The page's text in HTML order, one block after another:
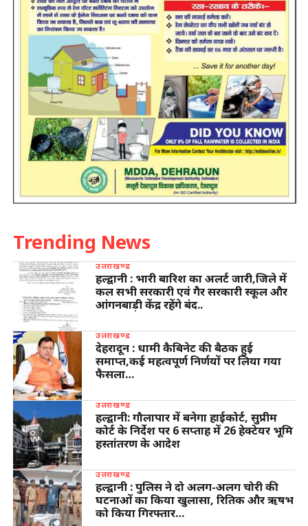
Trending News
उत्तराखण्ड
हल्द्वानी : भारी बारिश का अलर्ट जारी,जिले में
कल सभी सरकारी एवं गैर सरकारी स्कूल और
आंगनबाड़ी केंद्र रहेंगे बंद..
उत्तराखण्ड
देहरादून : धामी कैबिनेट की बैठक हुई
समाप्त,कई महत्वपूर्ण निर्णयों पर लिया गया
फैसला…
उत्तराखण्ड
हल्द्वानी: गौलापार में बनेगा हाईकोर्ट, सुप्रीम
कोर्ट के निर्देश पर 6 सप्ताह में 26 हेक्टेयर भूमि
हस्तांतरण के आदेश
उत्तराखण्ड
हल्द्वानी : पुलिस ने दो अलग-अलग चोरी की
घटनाओं का किया खुलासा, रितिक और ऋषभ
को किया गिरफ्तार…